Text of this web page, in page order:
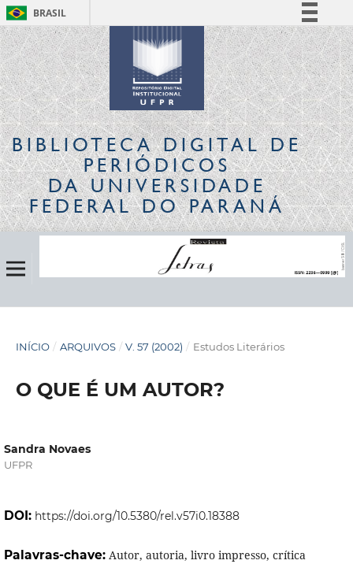
BRASIL
Simplifique!
Comunica BR
Participe
Acesso à informação
Legislação
Canais
BIBLIOTECA DIGITALDE
PERIÓDICOS
DA UNIVERSIDADE
FEDERAL DO PARANÁ
INÍCIO / ARQUIVOS / V. 57 (2002) / Estudos Literários
O QUE É UM AUTOR?
Sandra Novaes
UFPR
DOI: https://doi.org/10.5380/rel.v57i0.18388
Palavras-chave: Autor, autoria, livro impresso, crítica